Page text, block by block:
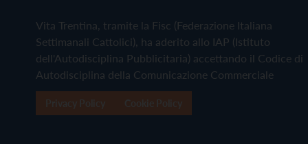
Vita Trentina, tramite la Fisc (Federazione Italiana
Settimanali Cattolici), ha aderito allo IAP (Istituto
dell'Autodisciplina Pubblicitaria) accettando il Codice di
Autodisciplina della Comunicazione Commerciale